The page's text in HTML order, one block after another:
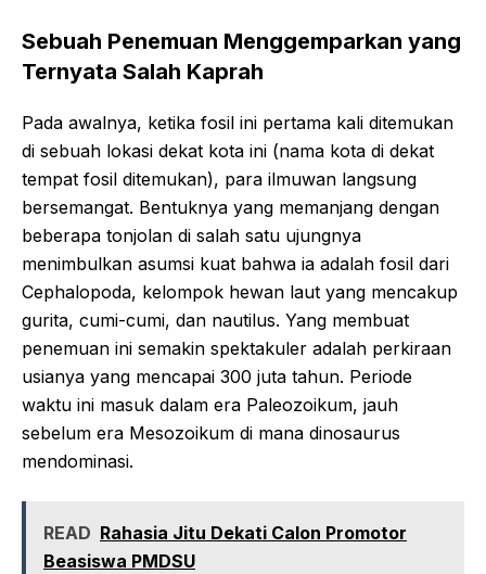
Sebuah Penemuan Menggemparkan yang
Ternyata Salah Kaprah
Pada awalnya, ketika fosil ini pertama kali ditemukan
di sebuah lokasi dekat kota ini (nama kota di dekat
tempat fosil ditemukan), para ilmuwan langsung
bersemangat. Bentuknya yang memanjang dengan
beberapa tonjolan di salah satu ujungnya
menimbulkan asumsi kuat bahwa ia adalah fosil dari
Cephalopoda, kelompok hewan laut yang mencakup
gurita, cumi-cumi, dan nautilus. Yang membuat
penemuan ini semakin spektakuler adalah perkiraan
usianya yang mencapai 300 juta tahun. Periode
waktu ini masuk dalam era Paleozoikum, jauh
sebelum era Mesozoikum di mana dinosaurus
mendominasi.
READ Rahasia Jitu Dekati Calon Promotor
Beasiswa PMDSU